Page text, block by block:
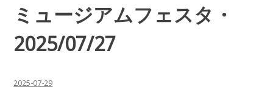
ミュージアムフェスタ・
2025/07/27
2025-07-29